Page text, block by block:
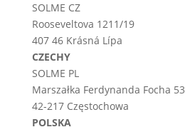
SOLME CZ
Rooseveltova 1211/19
407 46 Krásná Lípa
CZECHY
SOLME PL
Marszałka Ferdynanda Focha 53
42-217 Częstochowa
POLSKA